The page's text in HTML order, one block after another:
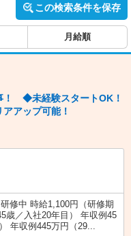
この検索条件を保存
月給順
！ ◆未経験スタートOK！
アップ可能！
修中 時給1,100円（研修期
歳／入社20年目） 年収例45
年収例445万円（29...